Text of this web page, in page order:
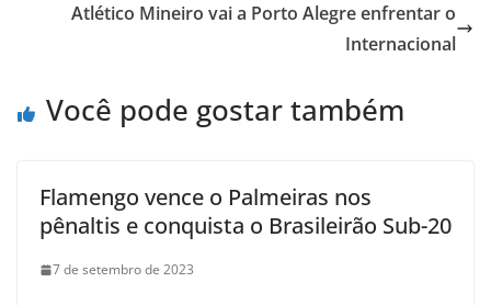
Atlético Mineiro vai a Porto Alegre enfrentar o
Internacional
Você pode gostar também
Flamengo vence o Palmeiras nos
pênaltis e conquista o Brasileirão Sub-20
7 de setembro de 2023